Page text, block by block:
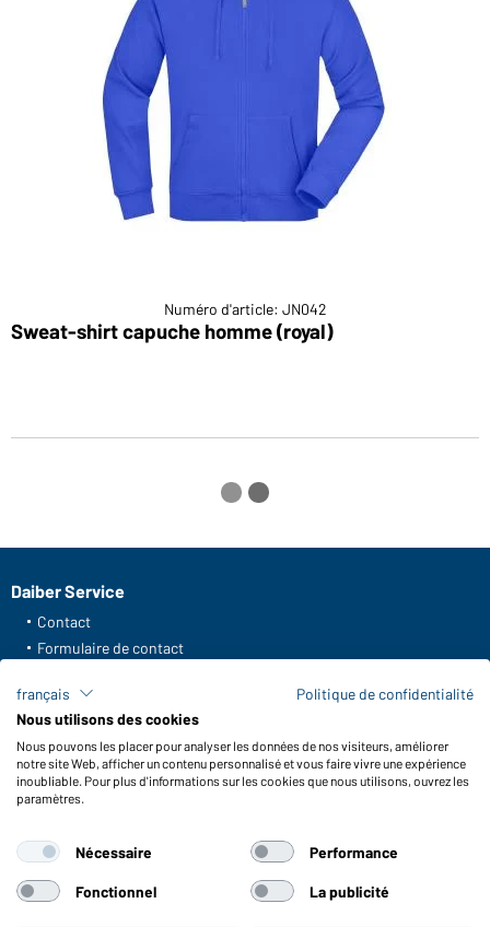
Numéro d'article: JN042
Sweat-shirt capuche homme (royal)
Daiber Service
Contact
Formulaire de contact
FAQ / Manuel d' utilisation
Vérifier le stock
Reporting system according to whistleblower protection act
Fonctions et entretien
Conseils d'entretien
Tailles
Couleurs
français
Politique de confidentialité
Nous utilisons des cookies
Nous pouvons les placer pour analyser les données de nos visiteurs, améliorer
notre site Web, afficher un contenu personnalisé et vous faire vivre une expérience
inoubliable. Pour plus d'informations sur les cookies que nous utilisons, ouvrez les
paramètres.
Nécessaire Performance
Fonctionnel La publicité